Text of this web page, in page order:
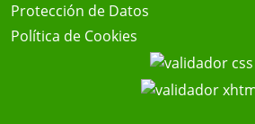
Protección de Datos
Política de Cookies